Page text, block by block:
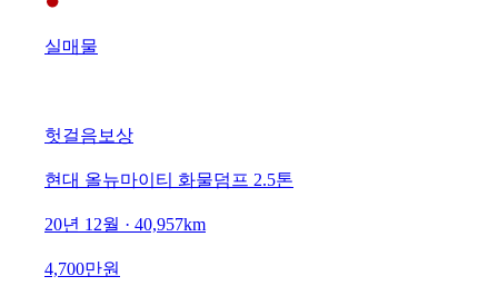
실매물
헛걸음보상
현대 올뉴마이티 화물덤프 2.5톤
20년 12월 · 40,957km
4,700만원